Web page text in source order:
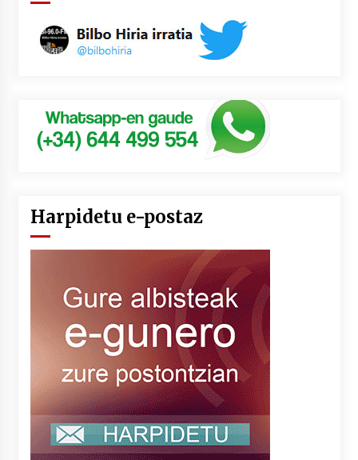
Harpidetu e-postaz